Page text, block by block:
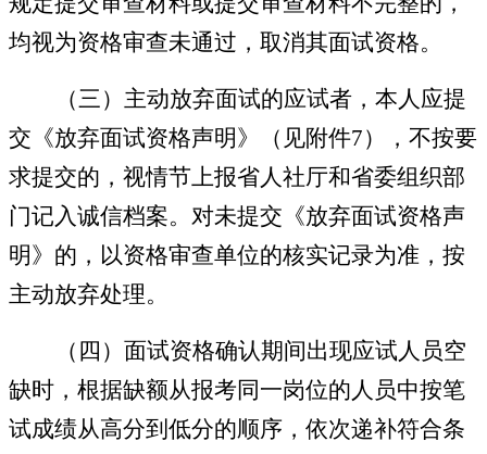
均视为资格审查未通过，取消其面试资格。
（三）主动放弃面试的应试者，本人应提
交《放弃面试资格声明》（见附件7），不按要
求提交的，视情节上报省人社厅和省委组织部
门记入诚信档案。对未提交《放弃面试资格声
明》的，以资格审查单位的核实记录为准，按
主动放弃处理。
（四） 面试资格确认期间出现应试人员空
缺时，根据缺额从报考同一岗位的人员中按笔
试成绩从高分到低分的顺序，依次递补符合条